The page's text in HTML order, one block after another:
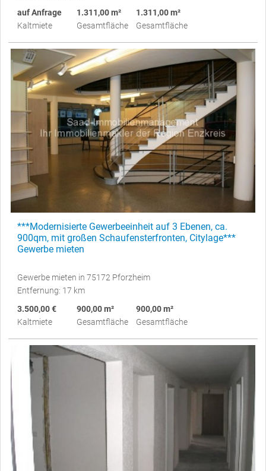
auf Anfrage
Kaltmiete
1.311,00 m²
Gesamtfläche
1.311,00 m²
Gesamtfläche
***Modernisierte Gewerbeeinheit auf 3 Ebenen, ca.
900qm, mit großen Schaufensterfronten, Citylage***
Gewerbe mieten
Gewerbe mieten in 75172 Pforzheim
Entfernung: 17 km
3.500,00 €
Kaltmiete
900,00 m²
Gesamtfläche
900,00 m²
Gesamtfläche